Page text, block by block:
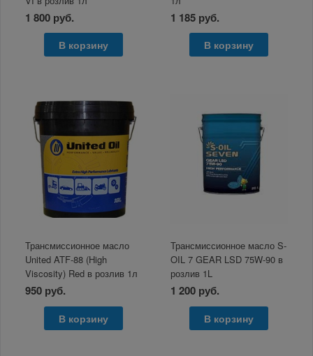
1 800 руб.
В корзину
1 185 руб.
В корзину
Трансмиссионное масло
United ATF-88 (High
Viscosity) Red в розлив 1л
950 руб.
В корзину
Трансмиссионное масло S-
OIL 7 GEAR LSD 75W-90 в
розлив 1L
1 200 руб.
В корзину